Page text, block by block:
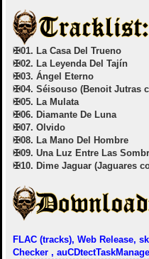
✠01. La Casa Del Trueno
✠02. La Leyenda Del Tajín
✠03. Ángel Eterno
✠04. Séisouso (Benoit Jutras
✠05. La Mulata
✠06. Diamante De Luna
✠07. Olvido
✠08. La Mano Del Hombre
✠09. Una Luz Entre Las
✠10. Dime Jaguar (Jaguares
FLAC (tracks), Web Release,
Checker ,